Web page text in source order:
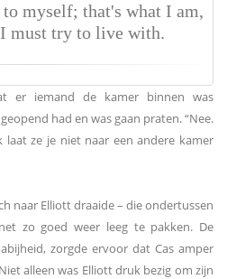
myself; that's what I am,
must try to live with.
er iemand de kamer binnen was
had en was gaan praten. “Nee.
laat ze je niet naar een andere kamer
naar Elliott draaide – die ondertussen
zo goed weer leeg te pakken. De
zorgde ervoor dat Cas amper
alleen was Elliott druk bezig om zijn